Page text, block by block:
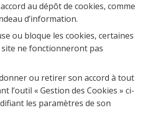
au dépôt de cookies, comme
d’information.
ou bloque les cookies, certaines
ne fonctionneront pas
ou retirer son accord à tout
l’outil « Gestion des Cookies » ci-
les paramètres de son